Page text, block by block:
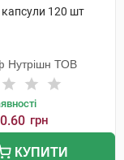
120 шт
Нутрішн ТОВ
грн
КУПИТИ